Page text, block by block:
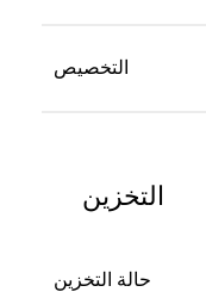
التخصيص
التخزين
حالة التخزين